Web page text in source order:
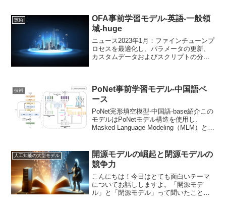
技術
OFA事前学習モデル-英語-一般領
域-huge
ニュース2023年1月：ファインチューンプ
ロセスを最適化し、パラメータの更新、
カスタムデータおよびスクリプトの分散
1...
技術
PoNet事前学習モデル-中国語ベ
ース
PoNet完形填空模型-中国語-base紹介この
モデルはPoNetモデル構造を使用し、
Masked Language Modeling（MLM）と
人工知能の大型モデル
開源モデルの崛起と閉源モデルの
競争力
こんにちは！今日はとても面白いテーマ
についてお話ししますよ。「開源モデ
ル」と「閉源モデル」って聞いたことあ